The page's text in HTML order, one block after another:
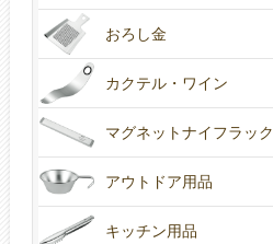
おろし金
カクテル・ワイン
マグネットナイフラック
アウトドア用品
キッチン用品